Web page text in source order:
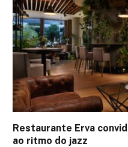
Restaurante Erva
ao ritmo do jazz